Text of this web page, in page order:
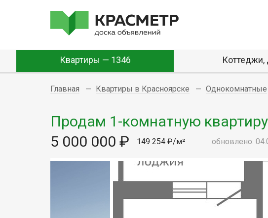
Квартиры — 1346 Коттеджи,
Главная Квартиры в Красноярске Однокомнатные
Продам 1-комнатную
5 000 000 ₽
149 254 ₽/м² обновлено: